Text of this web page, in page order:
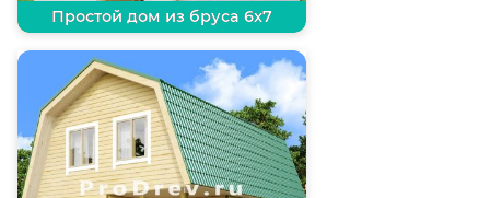
Простой дом из бруса 6х7